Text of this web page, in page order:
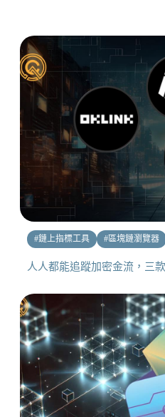
#鏈上指標工具 #區塊鏈瀏覽器
人人都能追蹤加密金流，三